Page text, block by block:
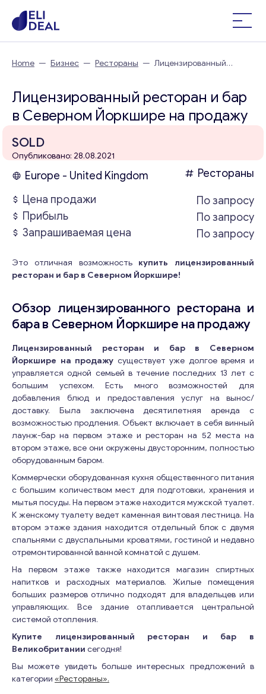
Home — Бизнес — Рестораны — Лицензированный
Лицензированный ресторан и бар
в Северном Йоркшире на продажу
SOLD
Опубликовано: 28.08.2021
Europe - United Kingdom
Рестораны
Цена продажи
По запросу
Прибыль
По запросу
Запрашиваемая цена
По запросу
Это отличная возможность купить лицензированный
ресторан и бар в Северном Йоркшире!
Обзор лицензированного ресторана и
бара в Северном Йоркшире на продажу
Лицензированный ресторан и бар в Северном
Йоркшире на продажу существует уже долгое время и
управляется одной семьей в течение последних 13 лет с
большим успехом. Есть много возможностей для
добавления блюд и предоставления услуг на вынос/
доставку. Была заключена десятилетняя аренда с
возможностью продления. Объект включает в себя винный
лаунж-бар на первом этаже и ресторан на 52 места на
втором этаже, все они окружены двусторонним, полностью
оборудованным баром.
Коммерчески оборудованная кухня общественного питания
с большим количеством мест для подготовки, хранения и
мытья посуды. На первом этаже находится мужской туалет.
К женскому туалету ведет каменная винтовая лестница. На
втором этаже здания находится отдельный блок с двумя
спальнями с двуспальными кроватями, гостиной и недавно
отремонтированной ванной комнатой с душем.
На первом этаже также находится магазин спиртных
напитков и расходных материалов. Жилые помещения
больших размеров отлично подходят для владельцев или
управляющих. Все здание отапливается центральной
системой отопления.
Купите лицензированный ресторан и бар в
Великобритании сегодня!
Вы можете увидеть больше интересных предложений в
категории «Рестораны».